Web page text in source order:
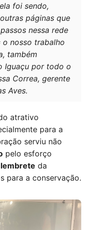
foi sendo,
páginas que
nessa rede
o nosso trabalho
também
Iguaçu por todo o
Correa, gerente
Aves.
atrativo
para a
serviu não
pelo esforço
lembrete da
para a conservação.